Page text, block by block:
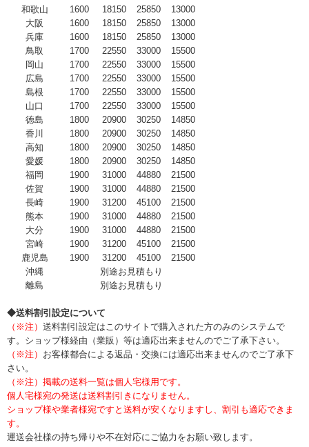
和歌山
1600 18150 25850
13000
大阪
1600 18150 25850
13000
兵庫
1600 18150 25850
13000
鳥取
1700 22550 33000
15500
岡山
1700 22550 33000
15500
広島
1700 22550 33000
15500
島根
1700 22550 33000
15500
山口
1700 22550 33000
15500
徳島
1800 20900 30250
14850
香川
1800 20900 30250
14850
高知
1800 20900 30250
14850
愛媛
1800 20900 30250
14850
福岡
1900 31000 44880
21500
佐賀
1900 31000 44880
21500
長崎
1900 31200 45100
21500
熊本
1900 31000 44880
21500
大分
1900 31000 44880
21500
宮崎
1900 31200 45100
21500
鹿児島
1900 31200 45100
21500
沖縄
別途お見積もり
離島
別途お見積もり
◆送料割引設定について
（※注） 送料割引設定はこのサイトで購入された方のみのシステムで
す。ショップ様経由（業販）等は適応出来ませんのでご了承下さい。
（※注） お客様都合による返品・交換には適応出来ませんのでご了承下
さい。
（※注）掲載の送料一覧は個人宅様用です。
個人宅様宛の発送は送料割引きになりません。
ショップ様や業者様宛ですと送料が安くなりますし、割引も適応できま
す。
運送会社様の持ち帰りや不在対応にご協力をお願い致します。